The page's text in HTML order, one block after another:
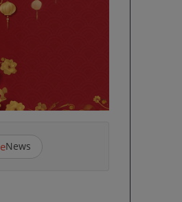
eNews